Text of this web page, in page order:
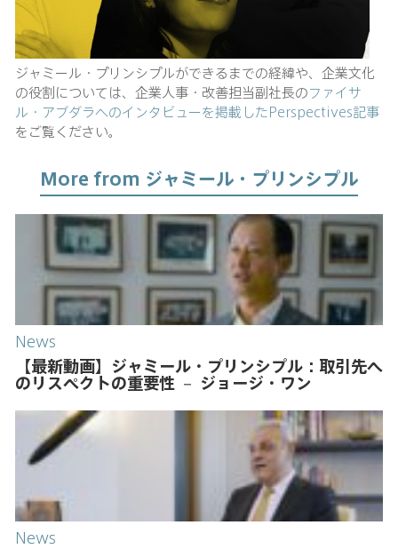
ジャミール・プリンシプルができるまでの経緯や、企業文化
の役割については、企業人事・改善担当副社長のファイサ
ル・アブダラへのインタビューを掲載したPerspectives記事
をご覧ください。
More from ジャミール・プリンシプル
News
【最新動画】ジャミール・プリンシプル：取引先へ
のリスペクトの重要性 － ジョージ・ワン
News